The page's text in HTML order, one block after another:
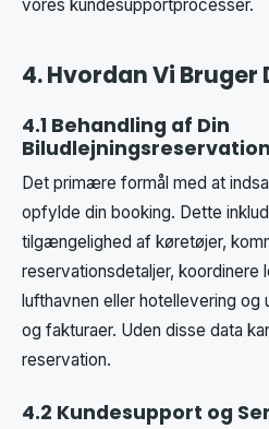
vores kundesupportprocesser.
4. Hvordan Vi Bruger
4.1 Behandling af Din
Biludlejningsreservation
Det primære formål med at
opfylde din booking. Dette
tilgængelighed af køretøjer,
reservationsdetaljer, koordinere
lufthavnen eller hotellevering
og fakturaer. Uden disse data
reservation.
4.2 Kundesupport og